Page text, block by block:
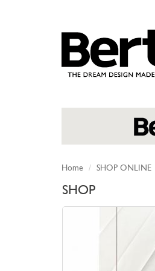
Home SHOP ONLINE
SHOP